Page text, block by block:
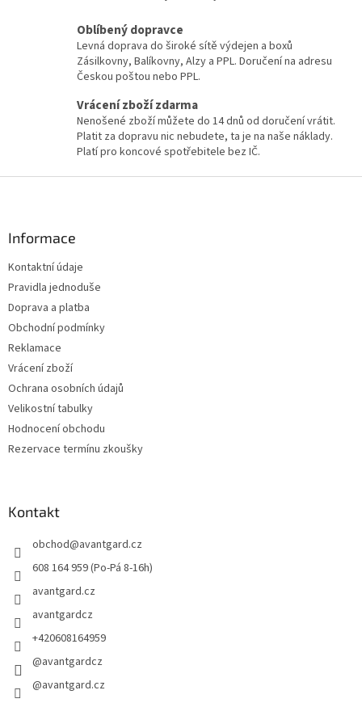
Oblíbený dopravce
Levná doprava do široké sítě výdejen a boxů
Zásilkovny, Balíkovny, Alzy a PPL. Doručení na adresu
Českou poštou nebo PPL.
Vrácení zboží zdarma
Nenošené zboží můžete do 14 dnů od doručení vrátit.
Platit za dopravu nic nebudete, ta je na naše náklady.
Platí pro koncové spotřebitele bez IČ.
Informace
Kontaktní údaje
Pravidla jednoduše
Doprava a platba
Obchodní podmínky
Reklamace
Vrácení zboží
Ochrana osobních údajů
Velikostní tabulky
Hodnocení obchodu
Rezervace termínu zkoušky
Kontakt
obchod@avantgard.cz
608 164 959 (Po-Pá 8-16h)
avantgard.cz
avantgardcz
+420608164959
@avantgardcz
@avantgard.cz